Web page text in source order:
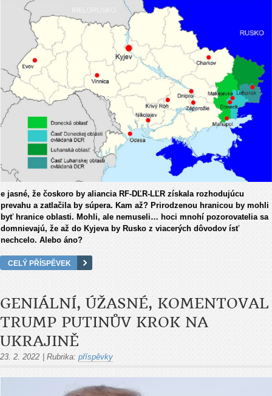
e jasné, že čoskoro by aliancia RF-DĽR-LĽR získala rozhodujúcu
prevahu a zatlačila by súpera. Kam až? Prirodzenou hranicou by mohli
byť hranice oblasti. Mohli, ale nemuseli… hoci mnohí pozorovatelia sa
domnievajú, že až do Kyjeva by Rusko z viacerých dôvodov ísť
nechcelo. Alebo áno?
CELÝ PŘÍSPĚVEK
GENIÁLNÍ, ÚŽASNÉ, KOMENTOVAL
TRUMP PUTINŮV KROK NA
UKRAJINĚ
23. 2. 2022 Rubrika: příspěvky